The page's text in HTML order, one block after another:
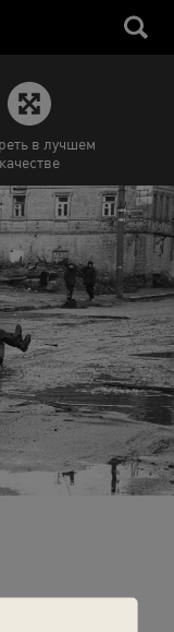
в лучшем
качестве